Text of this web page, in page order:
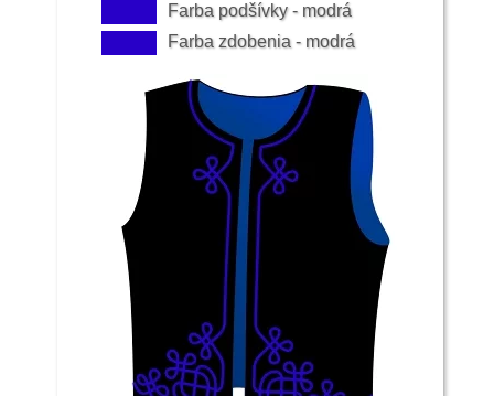
Farba podšívky - modrá
Farba zdobenia - modrá